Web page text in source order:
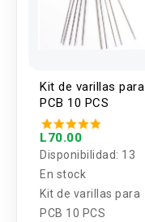
Kit de varillas para
PCB 10 PCS
L70.00
Disponibilidad: 13
En stock
Kit de varillas para
PCB 10 PCS